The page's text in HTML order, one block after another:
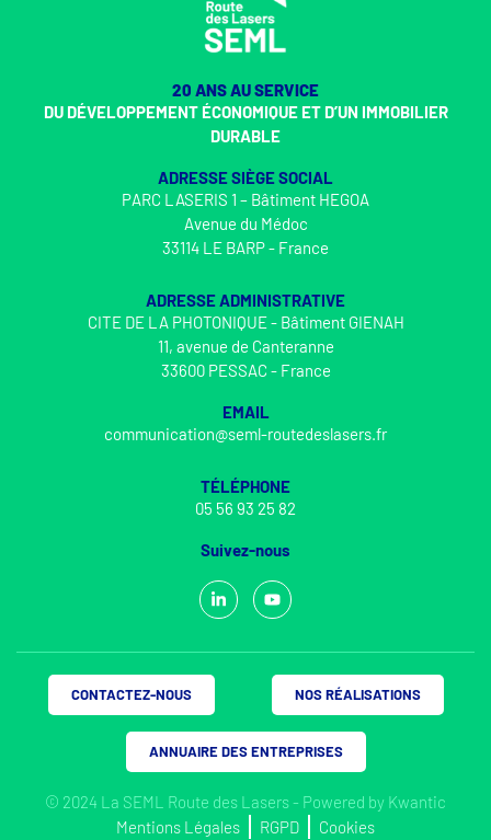
20 ANS AU SERVICE
DU DÉVELOPPEMENT ÉCONOMIQUE ET D’UN IMMOBILIER
DURABLE
ADRESSE SIÈGE SOCIAL
PARC LASERIS 1 – Bâtiment HEGOA
Avenue du Médoc
33114 LE BARP - France
ADRESSE ADMINISTRATIVE
CITE DE LA PHOTONIQUE - Bâtiment GIENAH
11, avenue de Canteranne
33600 PESSAC - France
EMAIL
communication@seml-routedeslasers.fr
TÉLÉPHONE
05 56 93 25 82
Suivez-nous
© 2024 La SEML Route des Lasers - Powered by Kwantic
Mentions Légales
RGPD Cookies
CONTACTEZ-NOUS NOS RÉALISATIONS
ANNUAIRE DES ENTREPRISES